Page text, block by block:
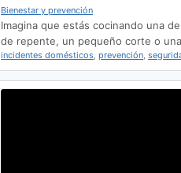
Bienestar y prevención
Imagina que estás cocinando una
de repente, un pequeño corte o
incidentes domésticos,prevención,